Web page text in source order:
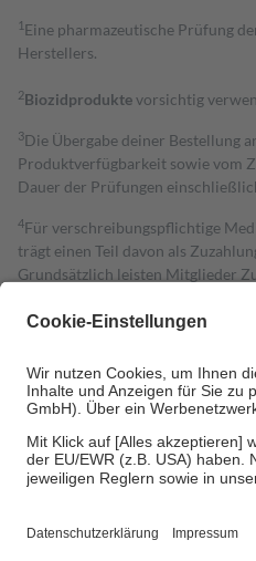
1 Eine pharmazeutische Prüfung
Herstellers.
2Biozidproduktevorsichtig
3Die Übergabe deiner Bestellung
Produktverfügbarkeit sowie vom
Dauer der Prüfungen
4Für verschreibungspflichtige
trägt einen Teil davon als
Grundsätzlich leisten Mitglieder
Diese Regeln gelten
Um das Engagement der
• Kindern und Jugendlichen bis
• Untersuchungen zur Vorsorge
• empfohlenen Schutzimpfungen
• Harn- und Blutteststreifen
Informationen findest du hier: